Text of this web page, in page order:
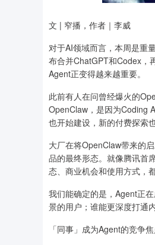
文 | 窄播，作者｜李威
对于AI领域而言，本周是重
布合并ChatGPT和Codex，
Agent正变得越来越重要。
此前有人在问曾经爆火的
OpenClaw，是因为Coding
也开始建设，新的付费探索
大厂在将OpenClaw带来的
品的最终形态。就像腾讯首
态、商业机会和使用方式，
我们能确定的是，Agent正
景的用户；谁能更深度打通
「同事」成为Agent的竞争
1.02% 深证成指